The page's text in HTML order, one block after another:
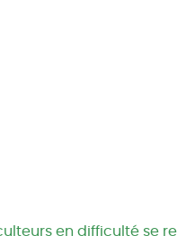
en difficulté se